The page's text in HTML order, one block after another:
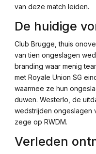
van deze match leiden.
De huidige
Club Brugge, thuis
van tien ongeslagen
branding waar menig
met Royale Union SG
waarmee ze hun
duwen. Westerlo, de
wedstrijden ongeslagen
zege op RWDM.
Verleden